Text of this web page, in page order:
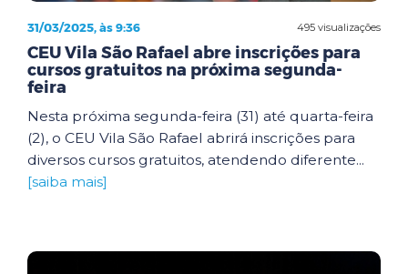
495 visualizações
31/03/2025, às 9:36
CEU Vila São Rafael abre inscrições para
cursos gratuitos na próxima segunda-
feira
Nesta próxima segunda-feira (31) até quarta-feira
(2), o CEU Vila São Rafael abrirá inscrições para
diversos cursos gratuitos, atendendo diferente...
[saiba mais]